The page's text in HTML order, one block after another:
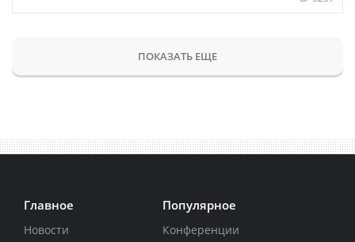
ПОКАЗАТЬ ЕЩЕ
Главное
Новости
Популярное
Конференции